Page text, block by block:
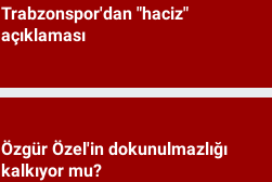
Trabzonspor'dan "haciz"
açıklaması
Özgür Özel'in dokunulmazlığı
kalkıyor mu?